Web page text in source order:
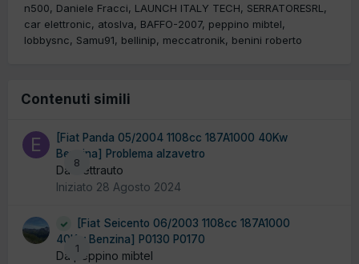
n500 Daniele Fracci LAUNCH ITALY TECH
SERRATORESRL
car elettronic
atoslva BAFFO-2007 peppino mibtel
lobbysnc
Samu91 bellinip meccatronik benini roberto
Contenuti simili
8
[Fiat Panda 05/2004 1108cc 187A1000 40Kw
Benzina] Problema alzavetro
Da Elettrauto
Iniziato 28 Agosto 2024
1
[Fiat Seicento 06/2003 1108cc 187A1000
40Kw Benzina] P0130 P0170
Da peppino mibtel